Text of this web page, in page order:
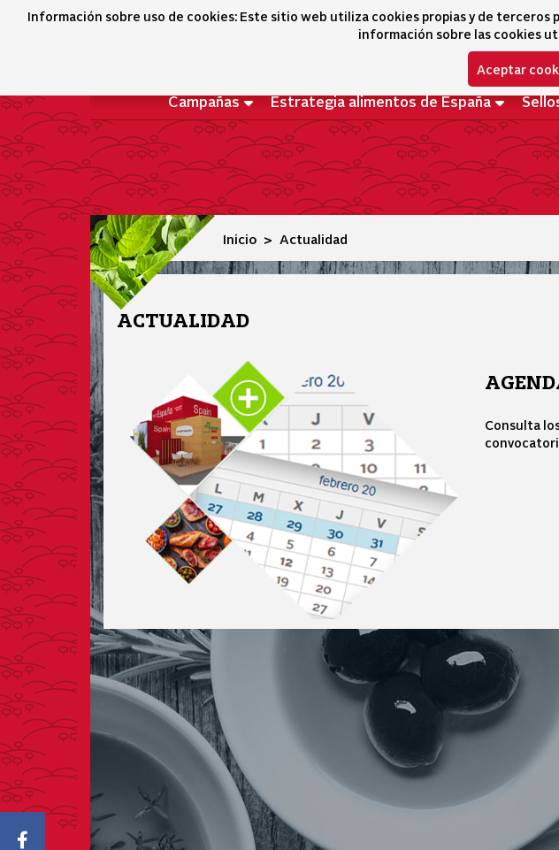
Información sobre uso de cookies: Este sitio web utiliza cookies propias y de terceros
información sobre las cookies
Aceptar
Icono Facebook
Campañas Estrategia alimentos de España
Actualidad
Inicio Actualidad
ACTUALIDAD
Consulta